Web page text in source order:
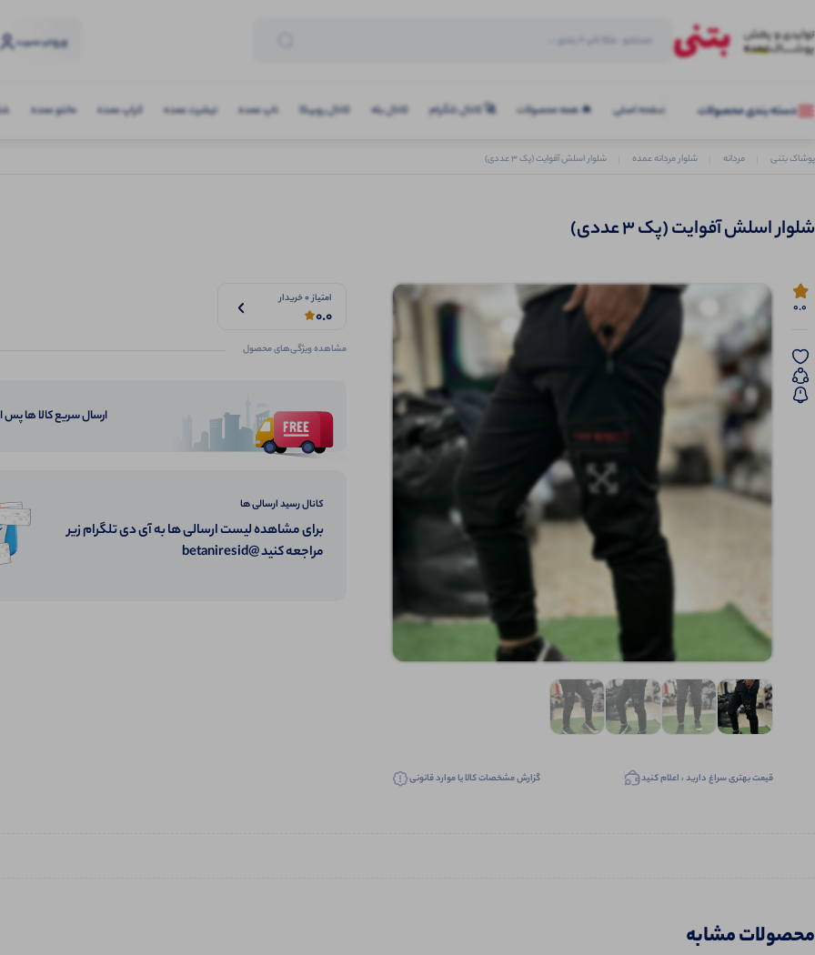
ورودو عضویت
دسته بندی محصولات صفحه اصلی 🔥 همه محصولات 🚀 کانال تلگرام کانال بله کانال روبیکا تاپ عمده تیشرت عمده کراپ عمده مانتو عمده
پوشاک بتنی مردانه شلوار مردانه عمده شلوار اسلش آفوایت (پک 3 عددی)
شلوار اسلش آفوایت (پک 3 عددی)
0.0
قیمت بهتری سراغ دارید ، اعلام کنید گزارش مشخصات کالا یا موارد قانونی
امتیاز 0 خریدار
0.0
مشاهده ویژگی‌های محصول
ارسال سریع کالا ها
کانال رسید ارسالی ها
برای مشاهده لیست ارسالی ها به آی دی تلگرام زیر
مراجعه کنید @betaniresid
محصولات مشابه